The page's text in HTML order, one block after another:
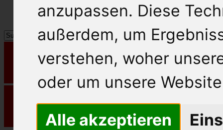
anzupassen. Diese
außerdem, um
verstehen, woher
oder um unsere
Alle akzeptieren